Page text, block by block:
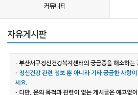
커뮤니티
자유게시판
- 부산서구정신건강복지센터의 궁금증을 해소하는
- 정신건강 관련 정보 뿐 아니라 기타 궁금한 사항
세요.
- 다만, 문의 목적과 관련이 없는 게시글은 예고없